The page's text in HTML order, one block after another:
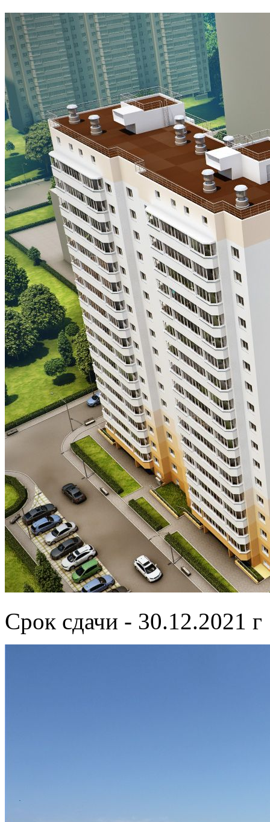
Срок сдачи - 30.12.2021 г